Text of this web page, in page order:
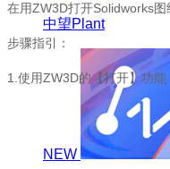
中望Plant
NEW
在用ZW3D打开Solidworks
步骤指引：
1.使用ZW3D的【打开】功